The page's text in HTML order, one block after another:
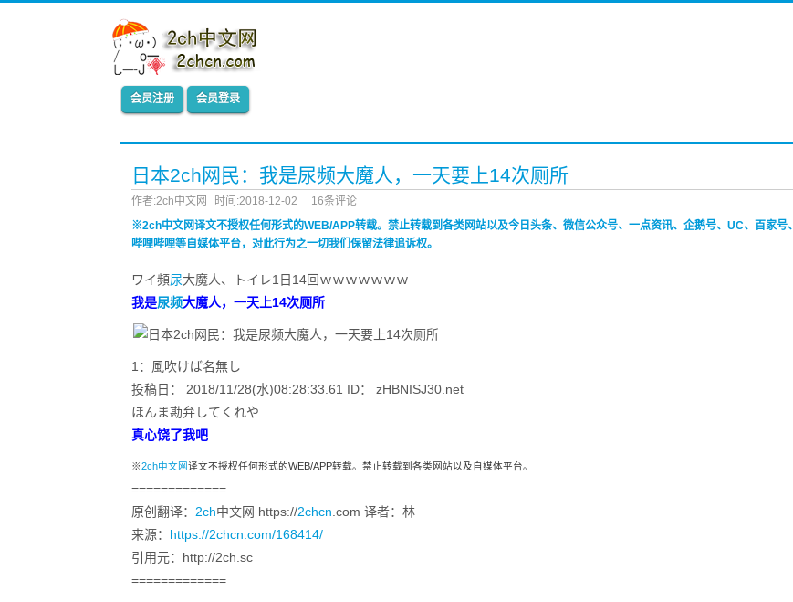
会员注册 会员登录
日本2ch网民：我是尿频大魔人，一天要上14次厕所
作者:2ch中文网 时间:2018-12-02
16条评论
※2ch中文网译文不授权任何形式的WEB/APP转载。禁止转载到各类网站以及今日头条、微信公众号、一点资讯、企鹅号、UC、百家号、
哔哩哔哩等自媒体平台，对此行为之一切我们保留法律追诉权。
ワイ頻尿大魔人、トイレ1日14回ｗｗｗｗｗｗｗ
我是尿频大魔人，一天上14次厕所
1：風吹けば名無し
投稿日： 2018/11/28(水)08:28:33.61 ID： zHBNISJ30.net
ほんま勘弁してくれや
真心饶了我吧
※2ch中文网译文不授权任何形式的WEB/APP转载。禁止转载到各类网站以及自媒体平台。
=============
原创翻译： 2ch中文网 https://2chcn .com 译者：林
来源： https://2chcn.com/168414/
引用元：http://2ch.sc
=============